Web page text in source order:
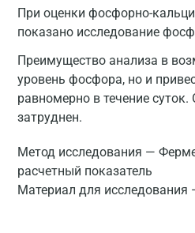
При оценки фосфорно-
показано исследование
Преимущество анализа в
уровень фосфора, но и
равномерно в течение
затруднен.
Метод исследования —
расчетный показатель
Материал для